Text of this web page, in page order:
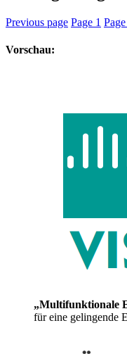
Previous page Page 1 Page
Vorschau:
„Multifunktionale
für eine gelingende